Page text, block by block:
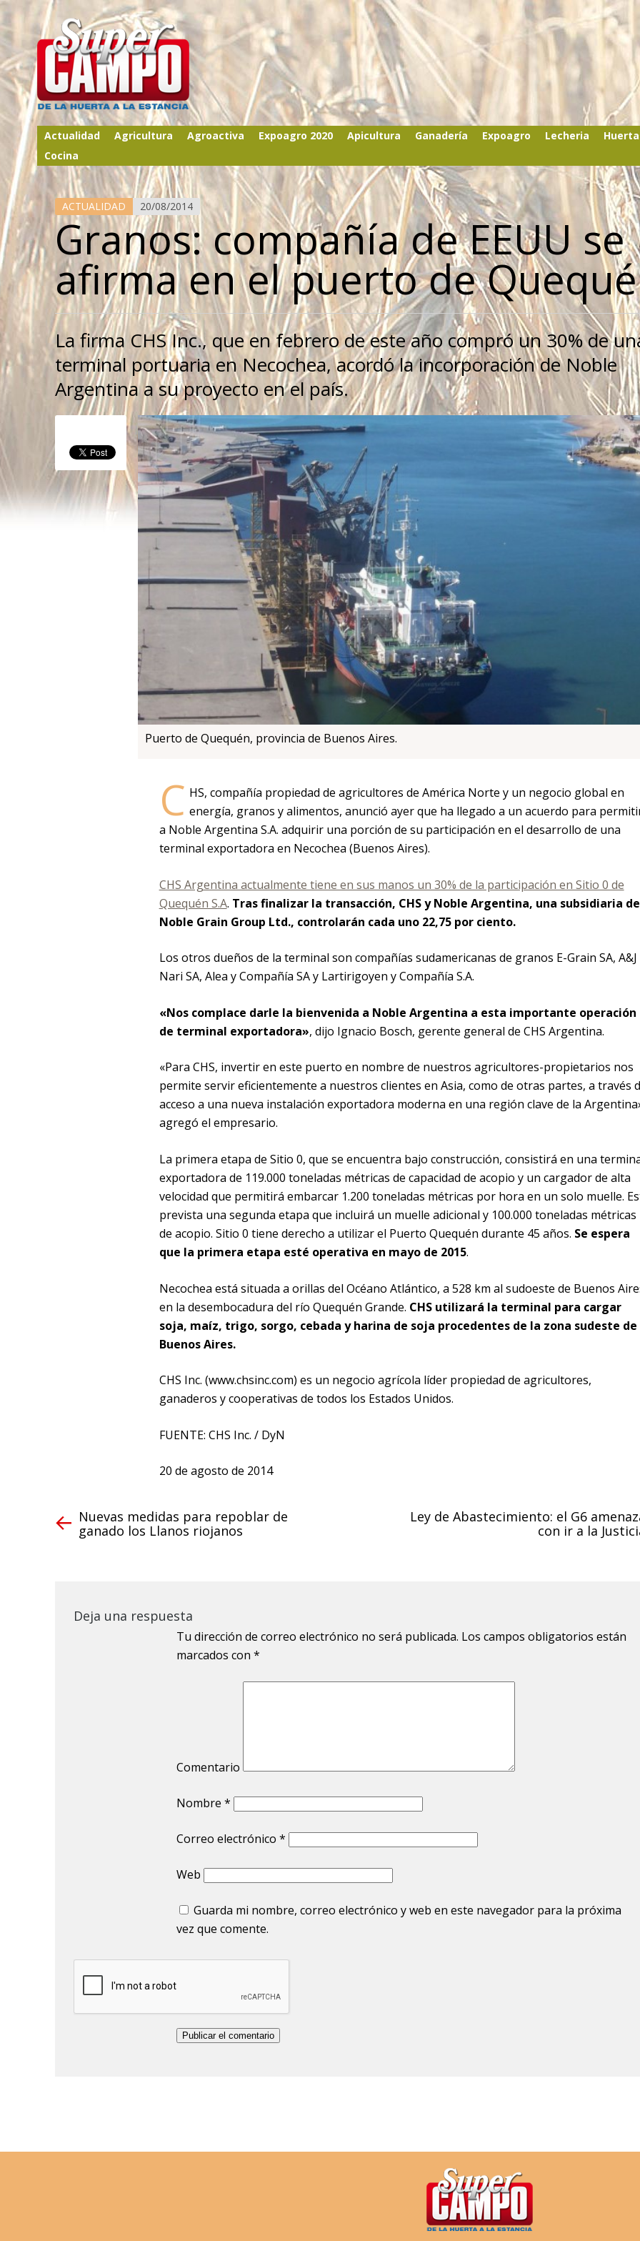
Actualidad Agricultura Agroactiva Expoagro 2020 Apicultura Ganadería Expoagro Lecheria
Cocina
ACTUALIDAD 20/08/2014
Granos: compañía de EEUU se
afirma en el puerto de
La firma CHS Inc., que en febrero de este año compró un 30% de
terminal portuaria en Necochea, acordó la incorporación de Noble
Argentina a su proyecto en el país.
Puerto de Quequén, provincia de Buenos Aires.
C HS, compañía propiedad de agricultores de América Norte y un negocio global en
energía, granos y alimentos, anunció ayer que ha llegado a un acuerdo para
a Noble Argentina S.A. adquirir una porción de su participación en el desarrollo de una
terminal exportadora en Necochea (Buenos Aires).
CHS Argentina actualmente tiene en sus manos un 30% de la participación en Sitio 0 de
Quequén S.A. Tras finalizar la transacción, CHS y Noble Argentina, una subsidiaria de
Noble Grain Group Ltd., controlarán cada uno 22,75 por ciento.
Los otros dueños de la terminal son compañías sudamericanas de granos E-Grain SA, A&J
Nari SA, Alea y Compañía SA y Lartirigoyen y Compañía S.A.
«Nos complace darle la bienvenida a Noble Argentina a esta importante operación
de terminal exportadora», dijo Ignacio Bosch, gerente general de CHS Argentina.
«Para CHS, invertir en este puerto en nombre de nuestros agricultores-propietarios nos
permite servir eficientemente a nuestros clientes en Asia, como de otras partes, a través
acceso a una nueva instalación exportadora moderna en una región clave de la
agregó el empresario.
La primera etapa de Sitio 0, que se encuentra bajo construcción, consistirá en una
exportadora de 119.000 toneladas métricas de capacidad de acopio y un cargador de alta
velocidad que permitirá embarcar 1.200 toneladas métricas por hora en un solo muelle.
prevista una segunda etapa que incluirá un muelle adicional y 100.000 toneladas métricas
de acopio. Sitio 0 tiene derecho a utilizar el Puerto Quequén durante 45 años. Se espera
que la primera etapa esté operativa en mayo de 2015.
Necochea está situada a orillas del Océano Atlántico, a 528 km al sudoeste de Buenos
en la desembocadura del río Quequén Grande. CHS utilizará la terminal para cargar
soja, maíz, trigo, sorgo, cebada y harina de soja procedentes de la zona sudeste de
Buenos Aires.
CHS Inc. (www.chsinc.com) es un negocio agrícola líder propiedad de agricultores,
ganaderos y cooperativas de todos los Estados Unidos.
FUENTE: CHS Inc. / DyN
20 de agosto de 2014
Nuevas medidas para repoblar de
ganado los Llanos riojanos
Ley de Abastecimiento: el G6
con ir a la
Deja una respuesta
Tu dirección de correo electrónico no será publicada. Los campos obligatorios están
marcados con *
Comentario
Nombre *
Correo electrónico *
Web
Guarda mi nombre, correo electrónico y web en este navegador para la próxima
vez que comente.